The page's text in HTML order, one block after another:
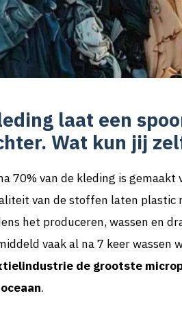
laat een
Wat kun jij
70% van de kleding is gemaakt
van de stoffen laten plastic
het produceren, wassen en
vaak al na 7 keer wassen
de grootste
.